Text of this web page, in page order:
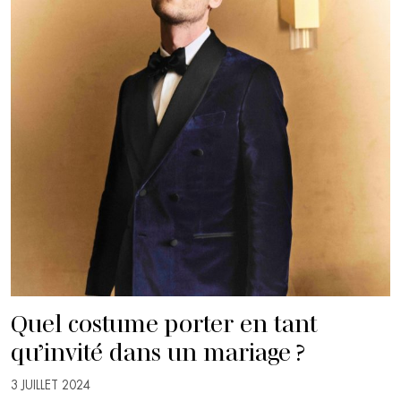
Quel costume porter en tant
qu’invité dans un mariage ?
3 JUILLET 2024